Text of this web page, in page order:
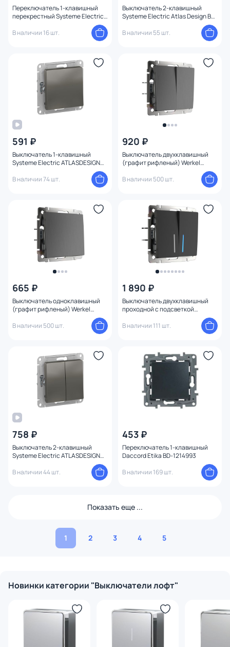
Переключатель 1-клавишный
перекрестный Systeme Electric
В наличии 16 шт.
Выключатель 2-клавишный
Systeme Electric Atlas Design BD-
В наличии 55 шт.
591 ₽
Выключатель 1-клавишный
Systeme Electric ATLASDESIGN
В наличии 74 шт.
920 ₽
Выключатель двухклавишный
(графит рифленый) Werkel
В наличии 500 шт.
665 ₽
Выключатель одноклавишный
(графит рифленый) Werkel
В наличии 500 шт.
1 890 ₽
Выключатель двухклавишный
проходной с подсветкой
W1122108
В наличии 111 шт.
758 ₽
Выключатель 2-клавишный
Systeme Electric ATLASDESIGN
В наличии 44 шт.
453 ₽
Переключатель 1-клавишный
Daccord Etika BD-1214993
В наличии 169 шт.
Показать еще ...
1 2 3 4 5
Новинки категории "Выключатели лофт"